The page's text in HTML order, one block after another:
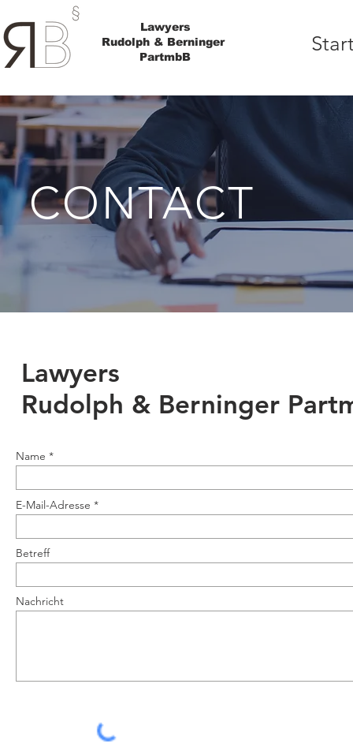
Lawyers
Rudolph & Berninger
PartmbB
CONTACT
Lawyers
Rudolph & Berninger
Name
E-Mail-Adresse
Betreff
Nachricht